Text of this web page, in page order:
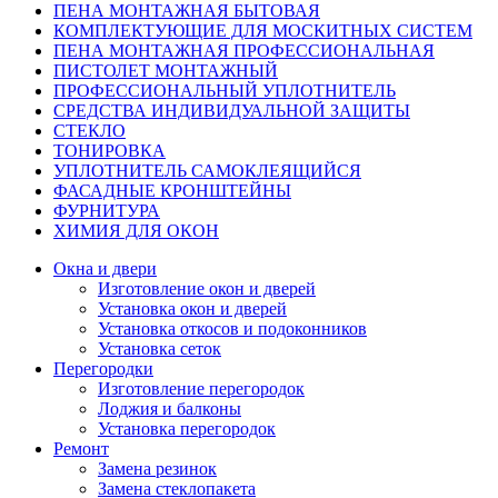
ПЕНА МОНТАЖНАЯ БЫТОВАЯ
КОМПЛЕКТУЮЩИЕ ДЛЯ МОСКИТНЫХ СИСТЕМ
ПЕНА МОНТАЖНАЯ ПРОФЕССИОНАЛЬНАЯ
ПИСТОЛЕТ МОНТАЖНЫЙ
ПРОФЕССИОНАЛЬНЫЙ УПЛОТНИТЕЛЬ
СРЕДСТВА ИНДИВИДУАЛЬНОЙ ЗАЩИТЫ
СТЕКЛО
ТОНИРОВКА
УПЛОТНИТЕЛЬ САМОКЛЕЯЩИЙСЯ
ФАСАДНЫЕ КРОНШТЕЙНЫ
ФУРНИТУРА
ХИМИЯ ДЛЯ ОКОН
Окна и двери
Изготовление окон и дверей
Установка окон и дверей
Установка откосов и подоконников
Установка сеток
Перегородки
Изготовление перегородок
Лоджия и балконы
Установка перегородок
Ремонт
Замена резинок
Замена стеклопакета